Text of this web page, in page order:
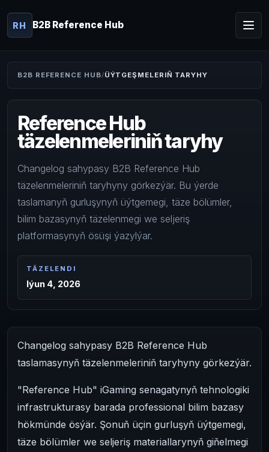
RH B2B Reference Hub
B2B REFERENCE HUB ÜÝTGEŞMELERIŇ TARYHY
Reference Hub
täzelenmeleriniň taryhy
Changelog sahypasy B2B Reference Hub
täzelenmeleriniň taryhyny görkezýär. Bu ýerde
taslamanyň gurluşynyň üýtgemegi, täze bölümler,
bilim bazasynyň täzelenmegi we seljeriş
platformasynyň ösüşi ýazylýar.
TÄZELENDI
Iýun 4, 2026
Changelog sahypasy B2B Reference Hub
taslamasynyň täzelenmeleriniň taryhyny görkezýär.
"Reference Hub" iGaming senagatynyň tehnologiki
infrastrukturasy barada professional bilim bazasy
hökmünde ösýär. Şonuň üçin gurluşyň üýtgemegi,
täze bölümler we seljeriş materiallarynyň giňelmegi